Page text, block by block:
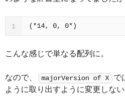
1 (*14, 0, 0*)
こんな感じで単なる配列に。
なので、 majorVersion of X で
ように取り出すように変更しない